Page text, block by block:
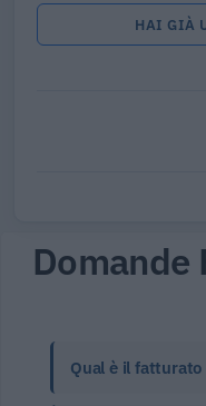
HAI GIÀ
Domande
Qual è il fatturato